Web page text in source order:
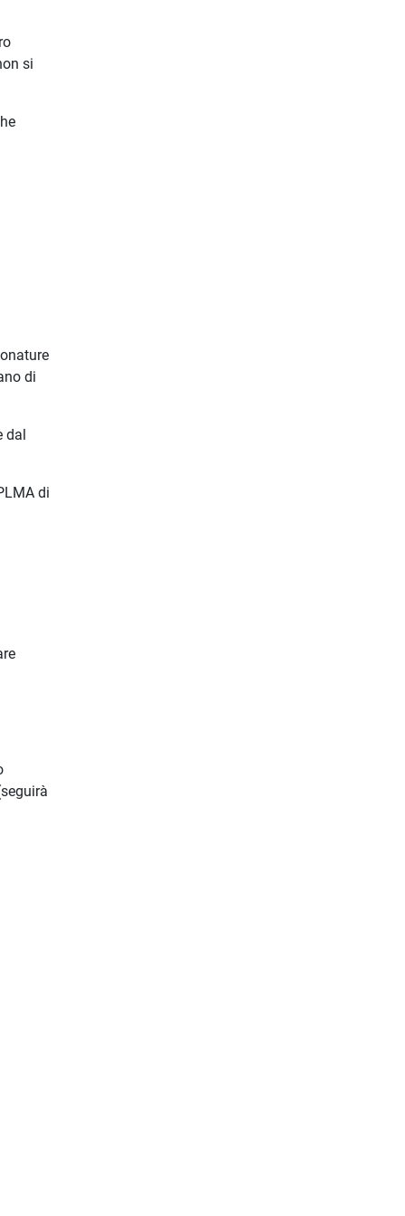
si
di
dal
di